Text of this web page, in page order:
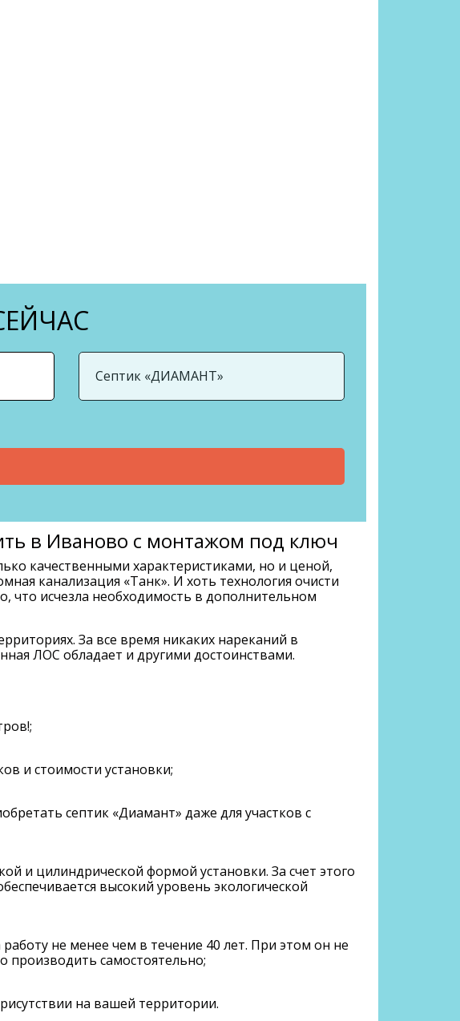
в Иваново с монтажом под ключ
качественными характеристиками, но и ценой,
канализация «Танк». И хоть технология очисти
что исчезла необходимость в дополнительном
За все время никаких нареканий в
ЛОС обладает и другими достоинствами.
и стоимости установки;
септик «Диамант» даже для участков с
и цилиндрической формой установки. За счет этого
высокий уровень экологической
не менее чем в течение 40 лет. При этом он не
производить самостоятельно;
на вашей территории.